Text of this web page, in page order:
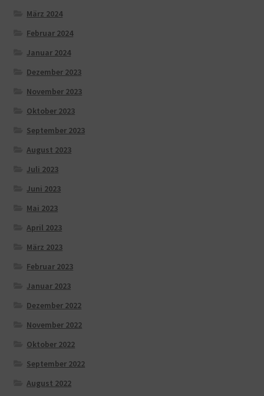
März 2024
Februar 2024
Januar 2024
Dezember 2023
November 2023
Oktober 2023
September 2023
August 2023
Juli 2023
Juni 2023
Mai 2023
April 2023
März 2023
Februar 2023
Januar 2023
Dezember 2022
November 2022
Oktober 2022
September 2022
August 2022